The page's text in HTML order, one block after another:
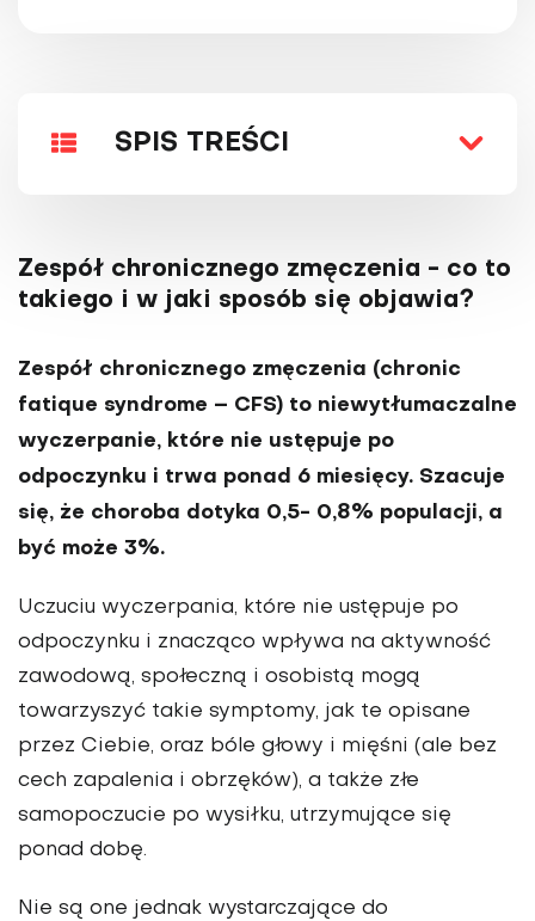
SPIS TREŚCI
Zespół chro­nicznego zmęczenia - co to
takiego i w jaki sposób się objawia?
Zespół chro­nicznego zmęczenia (chronic
fatique syndrome – CFS) to niewytłumaczalne
wyczerpanie, które nie ustę­puje po
odpoczynku i trwa ponad 6 miesięcy. Szacuje
się, że choroba dotyka 0,5- 0,8% populacji, a
być może 3%.
Uczuciu wyczerpania, które nie ustępuje po
odpo­czynku i znacząco wpływa na aktywność
zawodową, społeczną i osobistą mogą
towarzyszyć takie symptomy, jak te opisane
przez Ciebie, oraz bóle głowy i mięśni (ale bez
cech zapalenia i obrzęków), a także złe
samopoczucie po wysiłku, utrzymujące się
ponad dobę.
Nie są one jednak wystar­czające do